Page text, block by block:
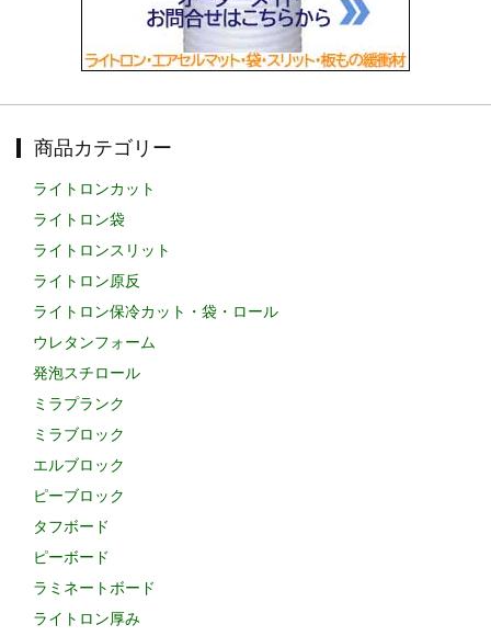
商品カテゴリー
ライトロンカット
ライトロン袋
ライトロンスリット
ライトロン原反
ライトロン保冷カット・袋・ロール
ウレタンフォーム
発泡スチロール
ミラプランク
ミラブロック
エルブロック
ピーブロック
タフボード
ピーボード
ラミネートボード
ライトロン厚み